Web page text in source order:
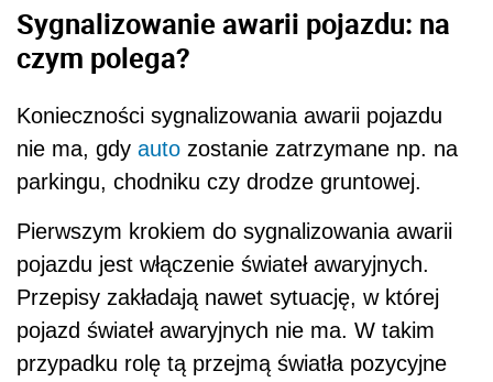
Sygnalizowanie awarii pojazdu: na
czym polega?
Konieczności sygnalizowania awarii pojazdu
nie ma, gdy auto zostanie zatrzymane np. na
parkingu, chodniku czy drodze gruntowej.
Pierwszym krokiem do sygnalizowania awarii
pojazdu jest włączenie świateł awaryjnych.
Przepisy zakładają nawet sytuację, w której
pojazd świateł awaryjnych nie ma. W takim
przypadku rolę tą przejmą światła pozycyjne